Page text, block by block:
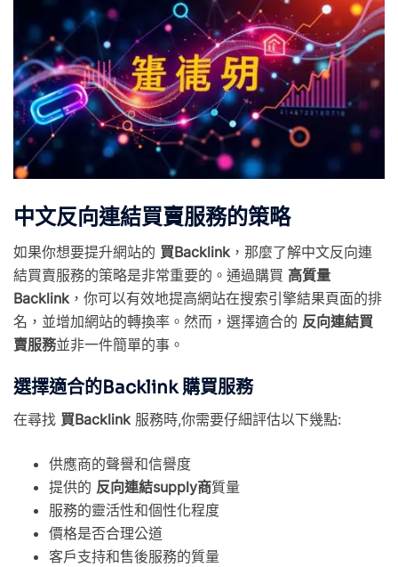
中文反向連結買賣服務的策略
如果你想要提升網站的 買Backlink ，那麼了解中文反向連
結買賣服務的策略是非常重要的。通過購買 高質量
Backlink ，你可以有效地提高網站在搜索引擎結果頁面的排
名，並增加網站的轉換率。然而，選擇適合的 反向連結買
賣服務並非一件簡單的事。
選擇適合的Backlink 購買服務
在尋找 買Backlink 服務時,你需要仔細評估以下幾點:
供應商的聲譽和信譽度
提供的 反向連結supply商質量
服務的靈活性和個性化程度
價格是否合理公道
客戶支持和售後服務的質量